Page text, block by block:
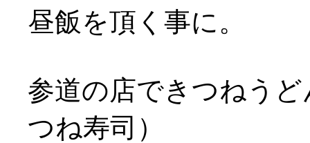
昼飯を頂く事に。
参道の店できつねう
つね寿司）